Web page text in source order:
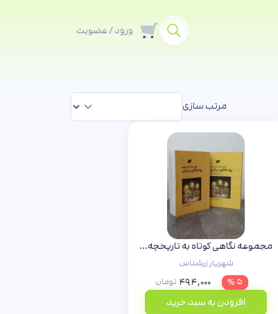
ورود / عضویت
مرتب سازی
مجموعه نگاهی کوتاه به تاریخچه روشنفکری در ایران (دو جلدی)
شهریار زرشناس
۵ %
۴۹۴,۰۰۰ تومان
افزودن به سبد خرید